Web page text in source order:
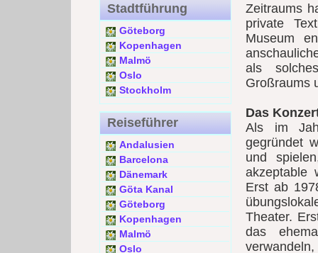
Stadtführung
Göteborg
Kopenhagen
Malmö
Oslo
Stockholm
Reiseführer
Andalusien
Barcelona
Dänemark
Göta Kanal
Göteborg
Kopenhagen
Malmö
Oslo
Zeitraums
private
Museum
als
Großraums
Das
Als im
gegründet
und
akzeptable
Erst ab
Theater.
das